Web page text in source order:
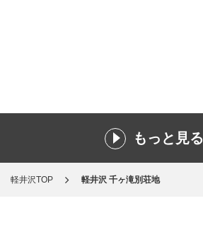
もっと見る
軽井沢TOP 軽井沢 千ヶ滝別荘地